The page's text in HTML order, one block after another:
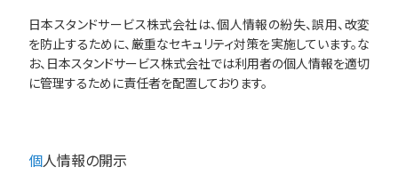
日本スタンドサービス株式会社は、個人情報の紛失、誤用、改変
を防止するために、厳重なセキュリティ対策を実施しています。な
お、日本スタンドサービス株式会社では利用者の個人情報を適切
に管理するために責任者を配置しております。
個人情報の開示